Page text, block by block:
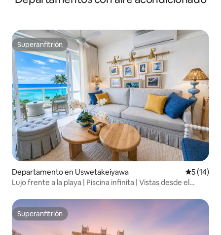
Superanfitrión
Superanfitrión
Departamento en Uswetakeiyawa
5 (14)
Lujo frente a la playa | Piscina infinita | Vistas desde el
Superanfitrión
Superanfitrión